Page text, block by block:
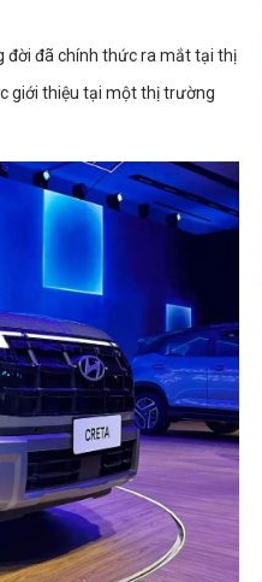
đời đã chính thức ra mắt tại thị
giới thiệu tại một thị trường